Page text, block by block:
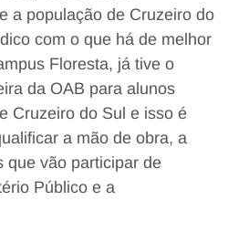
a população de Cruzeiro do
com o que há de melhor
Floresta, já tive o
da OAB para alunos
Cruzeiro do Sul e isso é
a mão de obra, a
que vão participar de
Público e a